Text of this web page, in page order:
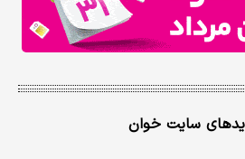
سایت خوان